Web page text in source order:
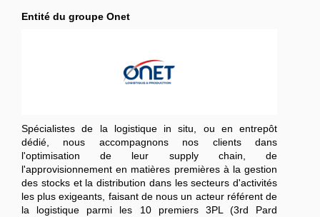
Entité du groupe Onet
Spécialistes de la logistique in situ, ou en entrepôt
dédié, nous accompagnons nos clients dans
l'optimisation de leur supply chain, de
l'approvisionnement en matières premières à la gestion
des stocks et la distribution dans les secteurs d'activités
les plus exigeants, faisant de nous un acteur référent de
la logistique parmi les 10 premiers 3PL (3rd Pard